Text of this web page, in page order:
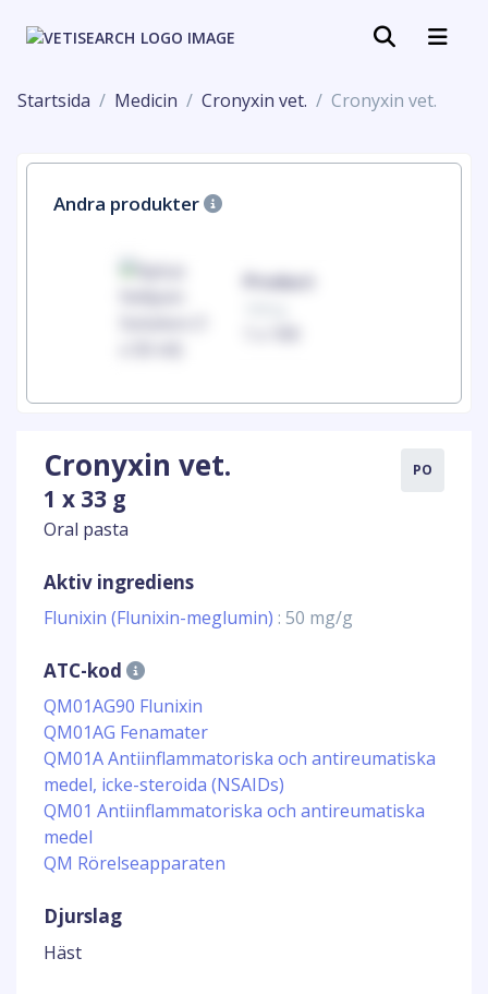
Startsida Medicin Cronyxin vet. Cronyxin vet.
Andra produkter
Product
Cronyxin vet.
1 x 33 g
Oral pasta
PO
Aktiv ingrediens
Flunixin (Flunixin-meglumin) : 50 mg/g
ATC-kod
QM01AG90 Flunixin
QM01AG Fenamater
QM01A Antiinflammatoriska och antireumatiska
medel, icke-steroida (NSAIDs)
QM01 Antiinflammatoriska och antireumatiska
medel
QM Rörelseapparaten
Djurslag
Häst